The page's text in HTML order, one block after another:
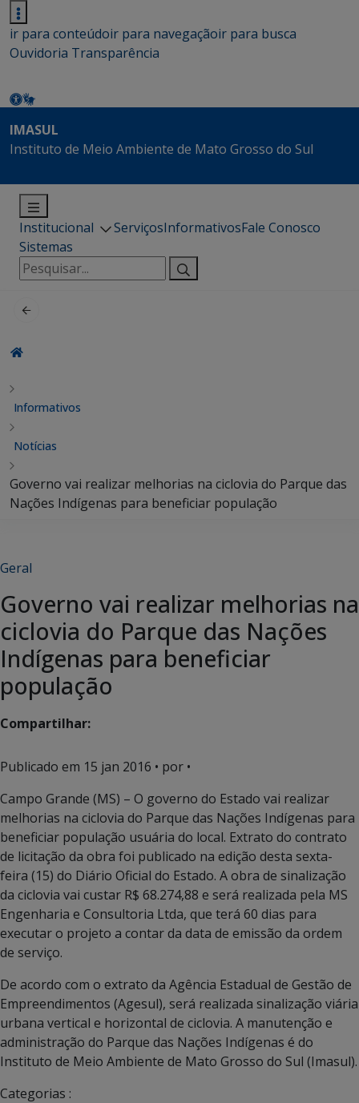
ir para conteúdoir para navegaçãoir para busca
Ouvidoria Transparência
IMASUL
Instituto de Meio Ambiente de Mato Grosso do Sul
Institucional ServiçosInformativosFale Conosco
Sistemas
Pesquisar
por:
Informativos
Notícias
Governo vai realizar melhorias na ciclovia do Parque das
Nações Indígenas para beneficiar população
Geral
Governo vai realizar melhorias na
ciclovia do Parque das Nações
Indígenas para beneficiar
população
Compartilhar:
Publicado em 15 jan 2016 • por •
Campo Grande (MS) – O governo do Estado vai realizar
melhorias na ciclovia do Parque das Nações Indígenas para
beneficiar população usuária do local. Extrato do contrato
de licitação da obra foi publicado na edição desta sexta-
feira (15) do Diário Oficial do Estado. A obra de sinalização
da ciclovia vai custar R$ 68.274,88 e será realizada pela MS
Engenharia e Consultoria Ltda, que terá 60 dias para
executar o projeto a contar da data de emissão da ordem
de serviço.
De acordo com o extrato da Agência Estadual de Gestão de
Empreendimentos (Agesul), será realizada sinalização viária
urbana vertical e horizontal de ciclovia. A manutenção e
administração do Parque das Nações Indígenas é do
Instituto de Meio Ambiente de Mato Grosso do Sul (Imasul).
Categorias :